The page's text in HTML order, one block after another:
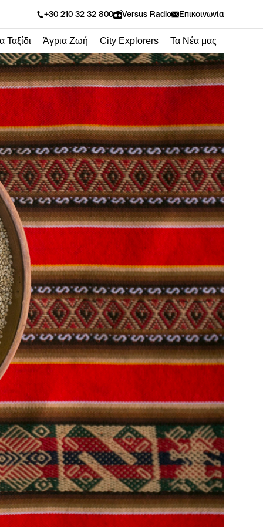
+30 210 32 32 800 Versus Radio Επικοινωνία
Ταξίδι Άγρια Ζωή City Explorers Τα Νέα μας